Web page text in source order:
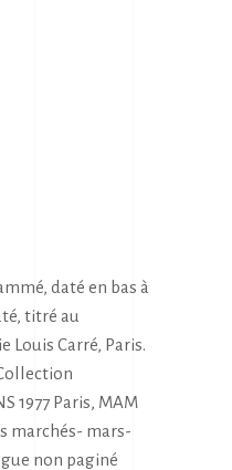
daté en bas à
titré au
Louis Carré, Paris.
1977 Paris, MAM
marchés- mars-
non paginé